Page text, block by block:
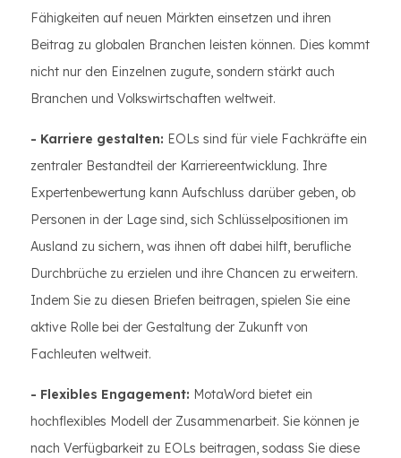
Fähigkeiten auf neuen Märkten einsetzen und ihren
Beitrag zu globalen Branchen leisten können. Dies kommt
nicht nur den Einzelnen zugute, sondern stärkt auch
Branchen und Volkswirtschaften weltweit.
- Karriere gestalten: EOLs sind für viele Fachkräfte ein
zentraler Bestandteil der Karriereentwicklung. Ihre
Expertenbewertung kann Aufschluss darüber geben, ob
Personen in der Lage sind, sich Schlüsselpositionen im
Ausland zu sichern, was ihnen oft dabei hilft, berufliche
Durchbrüche zu erzielen und ihre Chancen zu erweitern.
Indem Sie zu diesen Briefen beitragen, spielen Sie eine
aktive Rolle bei der Gestaltung der Zukunft von
Fachleuten weltweit.
- Flexibles Engagement: MotaWord bietet ein
hochflexibles Modell der Zusammenarbeit. Sie können je
nach Verfügbarkeit zu EOLs beitragen, sodass Sie diese